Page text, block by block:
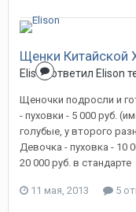
Щенки Китайской
Elisonответил Elison
Щеночки подросли и
- пуховки - 5 000 руб.
голубые, у второго
Девочка - пуховка - 10
20 000 руб. в стандарте
11 мая, 2013 5